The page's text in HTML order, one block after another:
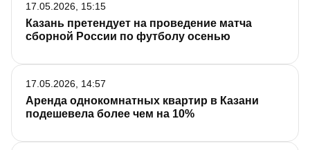
Казань претендует на проведение матча
сборной России по футболу осенью
17.05.2026, 15:15
Аренда однокомнатных квартир в Казани
подешевела более чем на 10%
17.05.2026, 14:57